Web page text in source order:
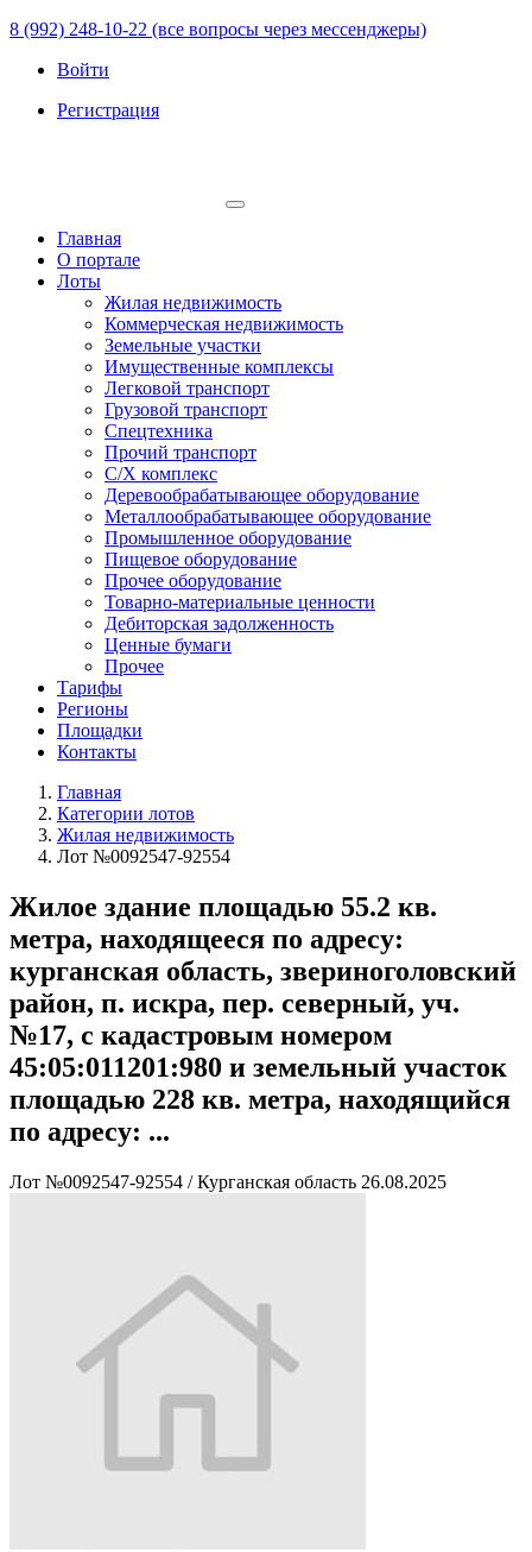
8 (992) 248-10-22 (все вопросы через мессенджеры)
Войти
Регистрация
Главная
О портале
Лоты
Жилая недвижимость
Коммерческая недвижимость
Земельные участки
Имущественные комплексы
Легковой транспорт
Грузовой транспорт
Спецтехника
Прочий транспорт
С/Х комплекс
Деревообрабатывающее оборудование
Металлообрабатывающее оборудование
Промышленное оборудование
Пищевое оборудование
Прочее оборудование
Товарно-материальные ценности
Дебиторская задолженность
Ценные бумаги
Прочее
Тарифы
Регионы
Площадки
Контакты
Главная
Категории лотов
Жилая недвижимость
Лот №0092547-92554
Жилое здание площадью 55.2 кв.
метра, находящееся по адресу:
курганская область, звериноголовский
район, п. искра, пер. северный, уч.
№17, с кадастровым номером
45:05:011201:980 и земельный участок
площадью 228 кв. метра, находящийся
по адресу: ...
Лот №0092547-92554 / Курганская область 26.08.2025